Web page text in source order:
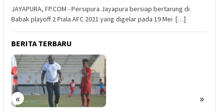
JAYAPURA, FP.COM - Persipura Jayapura bersiap bertarung di
Babak playoff 2 Piala AFC 2021 yang digelar pada 19 Mei […]
BERITA TERBARU
« »